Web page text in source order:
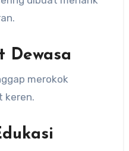
Dewasa
merokok
keren.